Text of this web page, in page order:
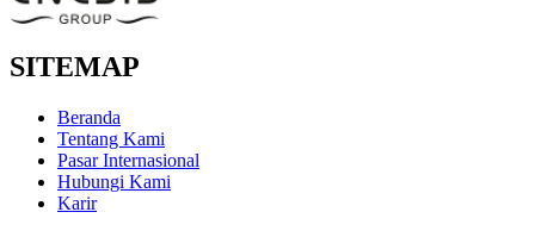
SITEMAP
Beranda
Tentang Kami
Pasar Internasional
Hubungi Kami
Karir